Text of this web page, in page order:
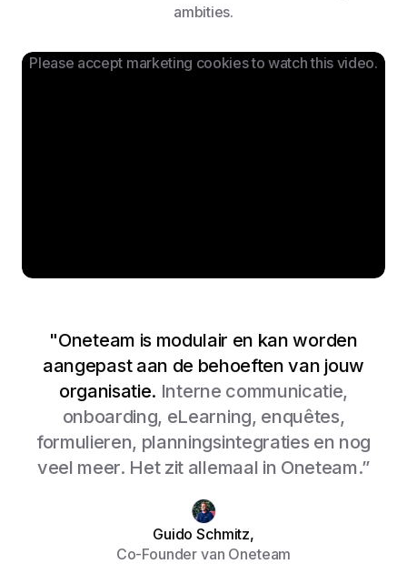
ambities.
Please accept marketing cookies to watch this video.
Bekijk video
"Oneteam is modulair en kan worden
aangepast aan de behoeften van jouw
organisatie. Interne communicatie,
onboarding, eLearning, enquêtes,
formulieren, planningsintegraties en nog
veel meer. Het zit allemaal in Oneteam.”
Guido Schmitz,
Co-Founder van Oneteam